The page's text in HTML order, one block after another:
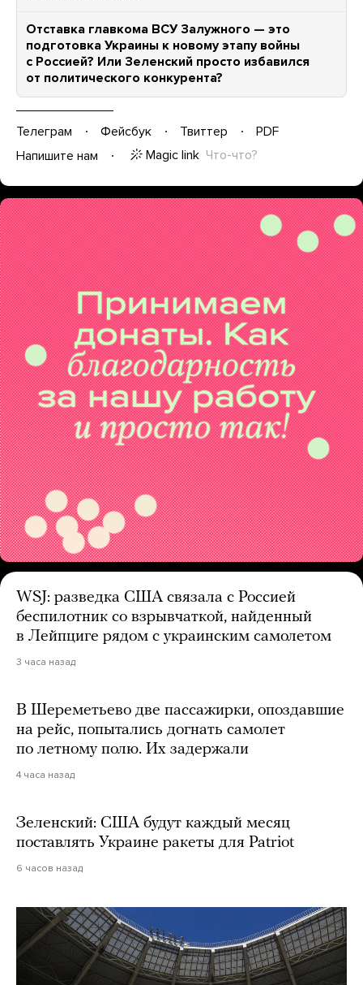
Отставка главкома ВСУ Залужного — это
подготовка Украины к новому этапу войны
с Россией? Или Зеленский просто избавился
от политического конкурента?
Телеграм Фейсбук Твиттер
PDF
Напишите нам
Magic link Что-что?
WSJ: разведка США связала с Россией
беспилотник со взрывчаткой, найденный
в Лейпциге рядом с украинским самолетом
3 часа назад
В Шереметьево две пассажирки, опоздавшие
на рейс, попытались догнать самолет
по летному полю. Их задержали
4 часа назад
Зеленский: США будут каждый месяц
поставлять Украине ракеты для Patriot
6 часов назад